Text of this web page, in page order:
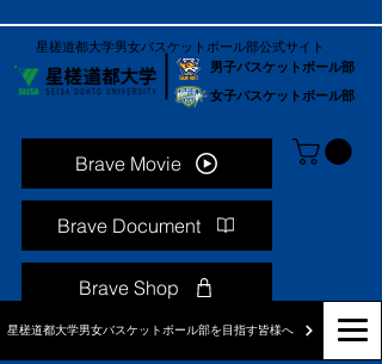
男子バスケットボール部
女子バスケットボール部
星槎道都大学男女バスケットボール部を目指す皆様へ
星槎道都大学男女バスケットボール部公式サイト
Brave Movie
Brave Document
Brave Shop